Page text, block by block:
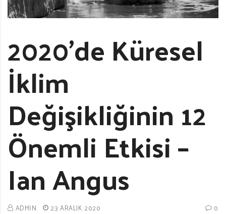
2020’de Küresel
İklim
Değişikliğinin 12
Önemli Etkisi –
Ian Angus
ADMIN 23 ARALIK 2020 0